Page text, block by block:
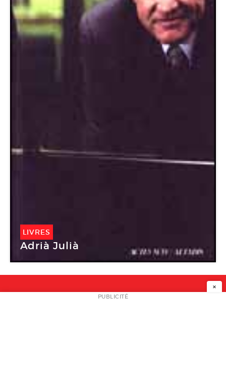
LIVRES
Adrià Julià
NEWSLETTER
×
PUBLICITÉ